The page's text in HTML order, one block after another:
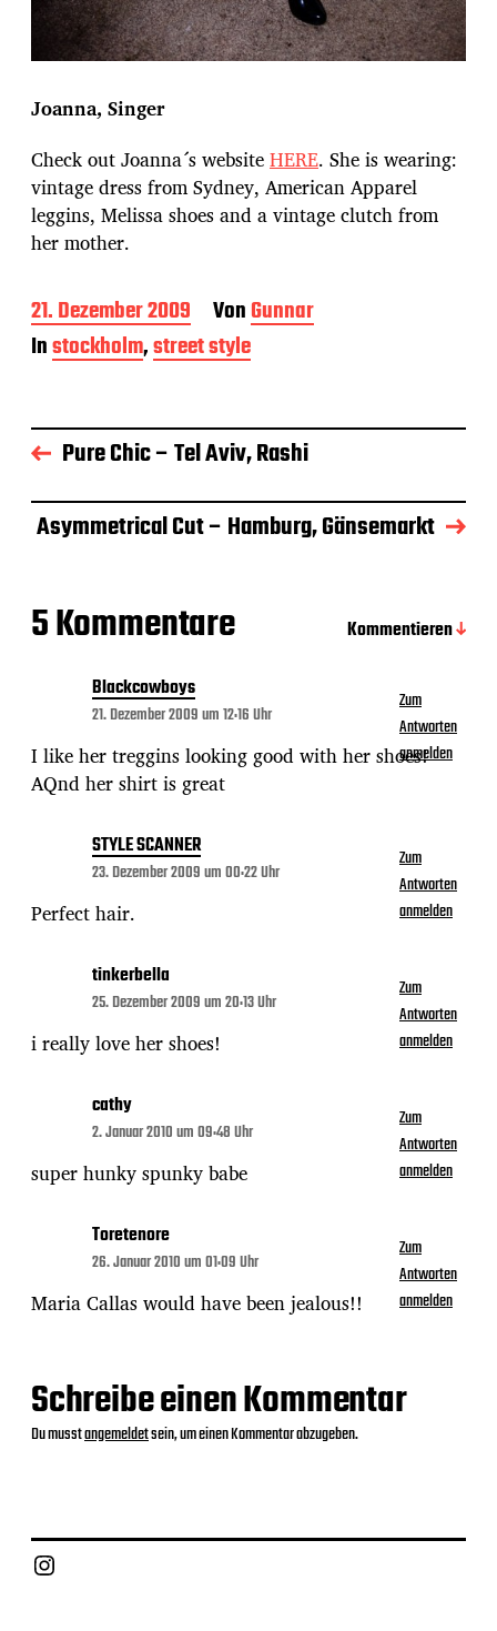
Joanna, Singer
Check out Joanna´s websiteHERE. She is wearing:
vintage dress from Sydney, American Apparel
leggins, Melissa shoes and a vintage clutch from
her mother.
B
e
i
a
g
s
a
21. Dezember 2009 VonGunnar
Instockholm,street style
Pure Chic – Tel Aviv, Rashi
Asymmetrical Cut – Hamburg, Gänsemarkt
5 Kommentare
Kommentieren
Blackcowboys
21. Dezember 2009 um 12:16 Uhr
I like her treggins looking good with her shoes!
AQnd her shirt is great
Zum
Antworten
anmelden
STYLE SCANNER
23. Dezember 2009 um 00:22 Uhr
Perfect hair.
Zum
Antworten
anmelden
tinkerbella
25. Dezember 2009 um 20:13 Uhr
i really love her shoes!
Zum
Antworten
anmelden
cathy
2. Januar 2010 um 09:48 Uhr
super hunky spunky babe
Zum
Antworten
anmelden
Toretenore
26. Januar 2010 um 01:09 Uhr
Maria Callas would have been jealous!!
Zum
Antworten
anmelden
Schreibe einen Kommentar
Du musstangemeldetsein, um einen Kommentar abzugeben.
Instagram